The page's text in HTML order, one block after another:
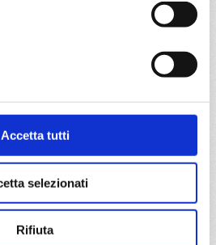
Accetta tutti
selezionati
Rifiuta
DETTAGLI
18 giorni
Civitavecchia
Marsiglia, Barcellona, Las Palmas,